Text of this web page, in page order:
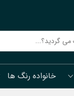
خانواده رنگ ها